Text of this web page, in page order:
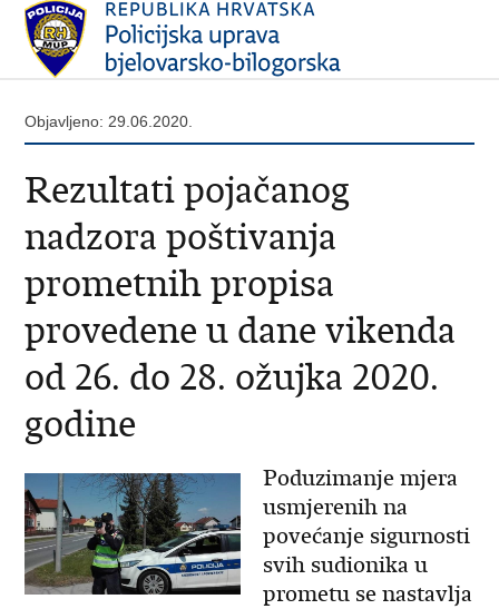
Objavljeno: 29.06.2020.
Rezultati pojačanog
nadzora poštivanja
prometnih propisa
provedene u dane vikenda
od 26. do 28. ožujka 2020.
godine
Poduzimanje mjera
usmjerenih na
povećanje sigurnosti
svih sudionika u
prometu se nastavlja